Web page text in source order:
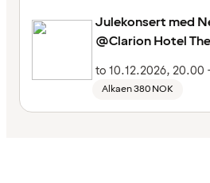
Julekonsert med
@Clarion Hotel
to 10.12.2026, 20.00
Alkaen 380 NOK